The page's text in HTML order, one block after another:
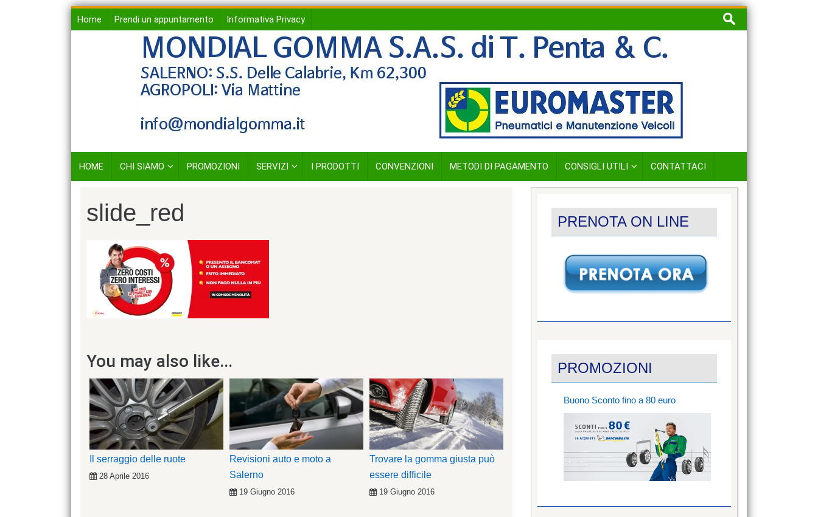
Skip
to
Home Prendi un appuntamento Informativa Privacy
Ricerca
per:
HOME CHI SIAMO PROMOZIONI SERVIZI I PRODOTTI CONVENZIONI METODI DI PAGAMENTO CONSIGLI UTILI CONTATTACI
slide_red
You may also like...
Il serraggio delle ruote
28 Aprile 2016
Revisioni auto e moto a
Salerno
19 Giugno 2016
Trovare la gomma giusta può
essere difficile
19 Giugno 2016
PRENOTA ON LINE
PROMOZIONI
Buono Sconto fino a 80 euro